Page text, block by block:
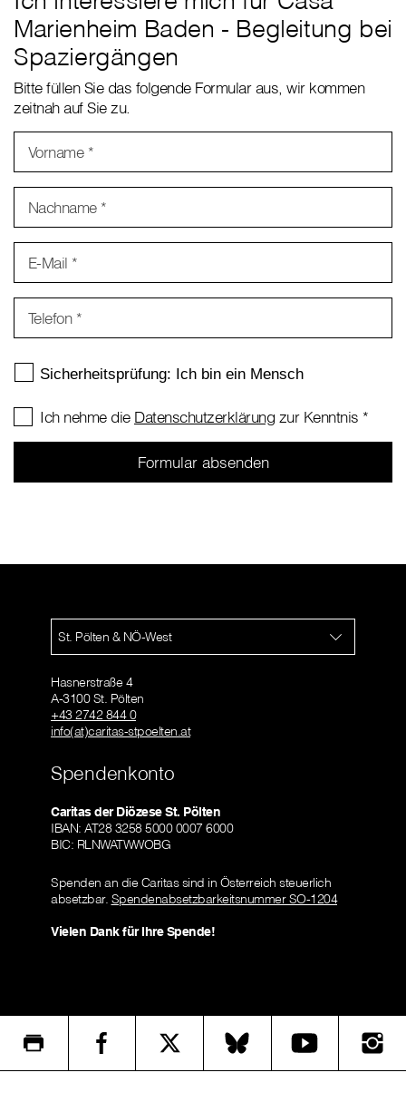
Marienheim Baden - Begleitung bei
Spaziergängen
Bitte füllen Sie das folgende Formular aus, wir kommen
zeitnah auf Sie zu.
Vorname *
Nachname *
E-Mail *
Telefon *
Ich nehme die Datenschutzerklärung zur Kenntnis *
St. Pölten & NÖ-West
Hasnerstraße 4
A-3100 St. Pölten
+43 2742 844 0
info(at)caritas-stpoelten.at
Spendenkonto
Caritas der Diözese St. Pölten
IBAN: AT28 3258 5000 0007 6000
BIC: RLNWATWWOBG
Spenden an die Caritas sind in Österreich steuerlich
absetzbar. Spendenabsetzbarkeitsnummer SO-1204
Vielen Dank für Ihre Spende!